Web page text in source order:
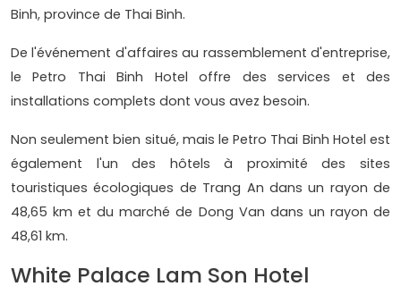
Binh, province de Thai Binh.
De l'événement d'affaires au rassemblement d'entreprise,
le Petro Thai Binh Hotel offre des services et des
installations complets dont vous avez besoin.
Non seulement bien situé, mais le Petro Thai Binh Hotel est
également l'un des hôtels à proximité des sites
touristiques écologiques de Trang An dans un rayon de
48,65 km et du marché de Dong Van dans un rayon de
48,61 km.
White Palace Lam Son Hotel